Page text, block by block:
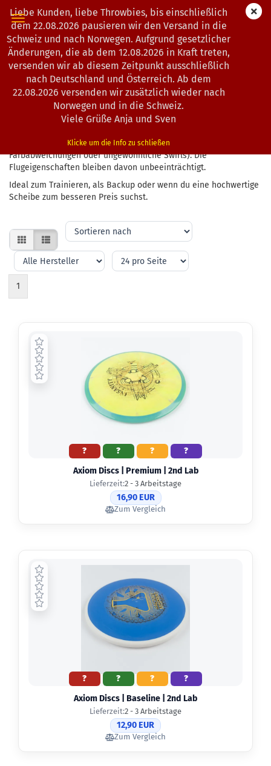
Liebe Kunden, liebe Throwbies, bis einschließlich
dem 22.08.2026 pausieren wir den Versand in die
Schweiz und nach Norwegen. Aufgrund gesetzlicher
Änderungen, die ab dem 12.08.2026 in Kraft treten,
versenden wir ab diesem Zeitpunkt ausschließlich
nach Deutschland und Österreich. Ab dem
22.08.2026 versenden wir zusätzlich wieder nach
Norwegen und in die Schweiz.
Viele Grüße Anja und Sven
Klicke um die Info zu schließen
2ND LAB DISCS – VOLLE LEISTUNG
MIT KLEINEN SCHÖNHEITSFEHLERN
Scheiben in der Kategorie 2nd Lab / X-Outssind voll spielbar und
Abweichungen aus der Produktion (z. B. versetzter Stempel,
Farbabweichungen oder ungewöhnliche Swirls). Die
Flugeigenschaften bleiben davon unbeeinträchtigt.
Ideal zum Trainieren, als Backup oder wenn du eine hochwertige
Scheibe zum besseren Preis suchst.
Sortieren
nach
pro
Seite
pro
Seite
1
? ? ?
?
Axiom Discs | Premium | 2nd Lab
Lieferzeit:2 - 3 Arbeitstage
16,90 EUR
Zum Vergleich
? ? ?
?
Axiom Discs | Baseline | 2nd Lab
Lieferzeit:2 - 3 Arbeitstage
12,90 EUR
Zum Vergleich